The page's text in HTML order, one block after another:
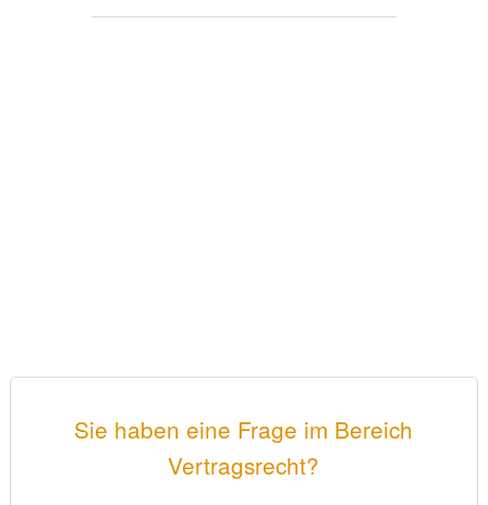
Sie haben eine Frage im Bereich
Vertragsrecht?